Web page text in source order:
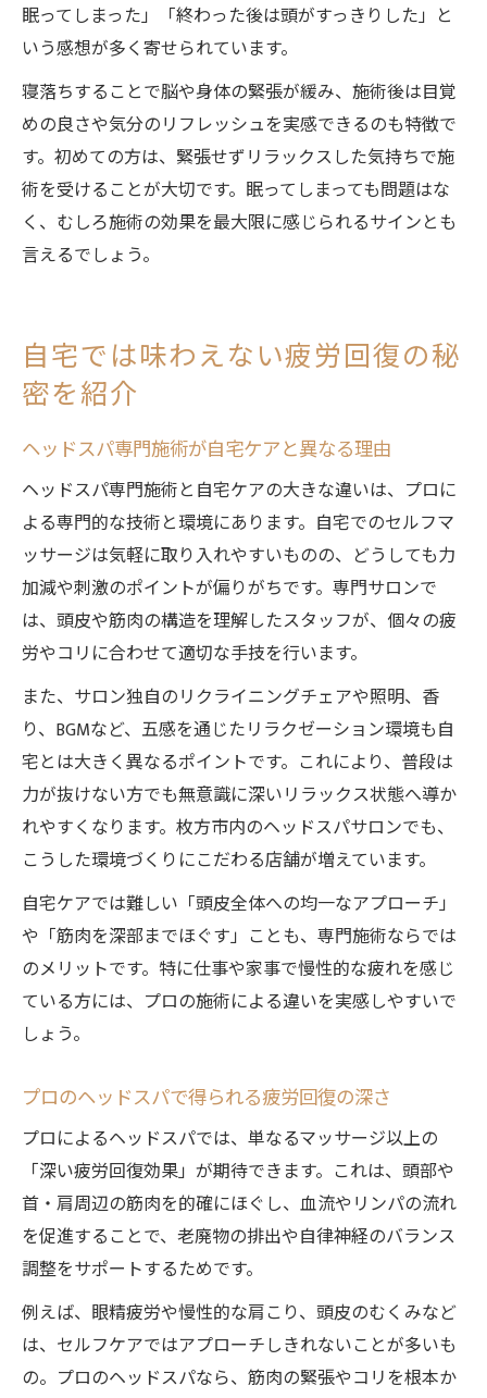
眠ってしまった」「終わった後は頭がすっきりした」と
いう感想が多く寄せられています。
寝落ちすることで脳や身体の緊張が緩み、施術後は目覚
めの良さや気分のリフレッシュを実感できるのも特徴で
す。初めての方は、緊張せずリラックスした気持ちで施
術を受けることが大切です。眠ってしまっても問題はな
く、むしろ施術の効果を最大限に感じられるサインとも
言えるでしょう。
自宅では味わえない疲労回復の秘
密を紹介
ヘッドスパ専門施術が自宅ケアと異なる理由
ヘッドスパ専門施術と自宅ケアの大きな違いは、プロに
よる専門的な技術と環境にあります。自宅でのセルフマ
ッサージは気軽に取り入れやすいものの、どうしても力
加減や刺激のポイントが偏りがちです。専門サロンで
は、頭皮や筋肉の構造を理解したスタッフが、個々の疲
労やコリに合わせて適切な手技を行います。
また、サロン独自のリクライニングチェアや照明、香
り、BGMなど、五感を通じたリラクゼーション環境も自
宅とは大きく異なるポイントです。これにより、普段は
力が抜けない方でも無意識に深いリラックス状態へ導か
れやすくなります。枚方市内のヘッドスパサロンでも、
こうした環境づくりにこだわる店舗が増えています。
自宅ケアでは難しい「頭皮全体への均一なアプローチ」
や「筋肉を深部までほぐす」ことも、専門施術ならでは
のメリットです。特に仕事や家事で慢性的な疲れを感じ
ている方には、プロの施術による違いを実感しやすいで
しょう。
プロのヘッドスパで得られる疲労回復の深さ
プロによるヘッドスパでは、単なるマッサージ以上の
「深い疲労回復効果」が期待できます。これは、頭部や
首・肩周辺の筋肉を的確にほぐし、血流やリンパの流れ
を促進することで、老廃物の排出や自律神経のバランス
調整をサポートするためです。
例えば、眼精疲労や慢性的な肩こり、頭皮のむくみなど
は、セルフケアではアプローチしきれないことが多いも
の。プロのヘッドスパなら、筋肉の緊張やコリを根本か